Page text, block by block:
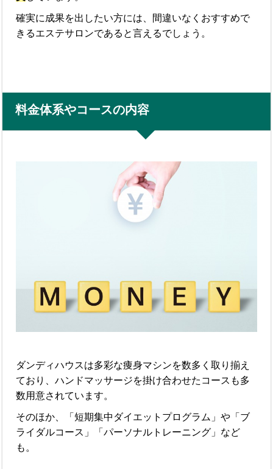
確実に成果を出したい方には、間違いなくおすすめで
きるエステサロンであると言えるでしょう。
料金体系やコースの内容
ダンディハウスは多彩な痩身マシンを数多く取り揃え
ており、ハンドマッサージを掛け合わせたコースも多
数用意されています。
そのほか、「短期集中ダイエットプログラム」や「ブ
ライダルコース」「パーソナルトレーニング」など
も。